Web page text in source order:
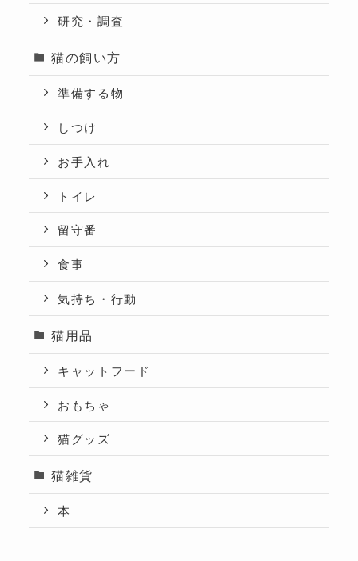
研究・調査
猫の飼い方
準備する物
しつけ
お手入れ
トイレ
留守番
食事
気持ち・行動
猫用品
キャットフード
おもちゃ
猫グッズ
猫雑貨
本